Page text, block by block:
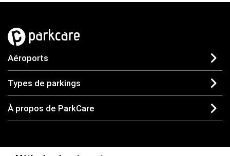
Aéroports
Types de parkings
À propos de ParkCare